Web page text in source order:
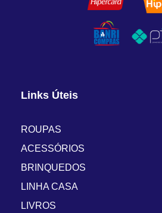
Links Úteis
ROUPAS
ACESSÓRIOS
BRINQUEDOS
LINHA CASA
LIVROS